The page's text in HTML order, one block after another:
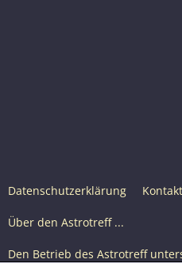
Datenschutzerklärung Kontakt
Über den Astrotreff ...
Den Betrieb des Astrotreff